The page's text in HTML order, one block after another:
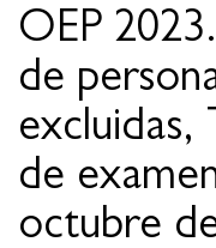
OEP
de
excluidas,
de
octubre